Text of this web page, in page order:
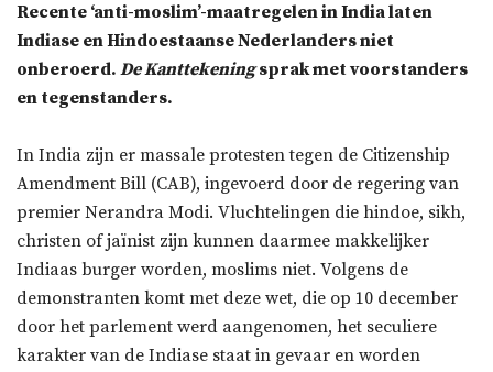
Recente ‘anti-moslim’-maatregelen in India laten
Indiase en Hindoestaanse Nederlanders niet
onberoerd. De Kanttekeningsprak met voorstanders
en tegenstanders.
In India zijn er massale protesten tegen de Citizenship
Amendment Bill (CAB), ingevoerd door de regering van
premier Nerandra Modi. Vluchtelingen die hindoe, sikh,
christen of jaïnist zijn kunnen daarmee makkelijker
Indiaas burger worden, moslims niet. Volgens de
demonstranten komt met deze wet, die op 10 december
door het parlement werd aangenomen, het seculiere
karakter van de Indiase staat in gevaar en worden